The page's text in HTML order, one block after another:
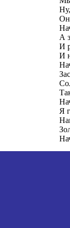
Он
А
И
И
Я